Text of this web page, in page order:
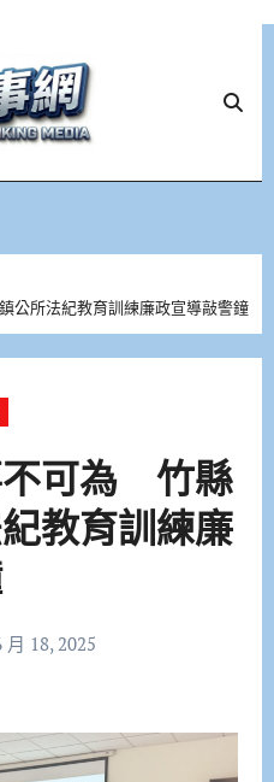
所法紀教育訓練廉政宣導敲警鐘
不可為 竹縣
教育訓練廉
月 18, 2025